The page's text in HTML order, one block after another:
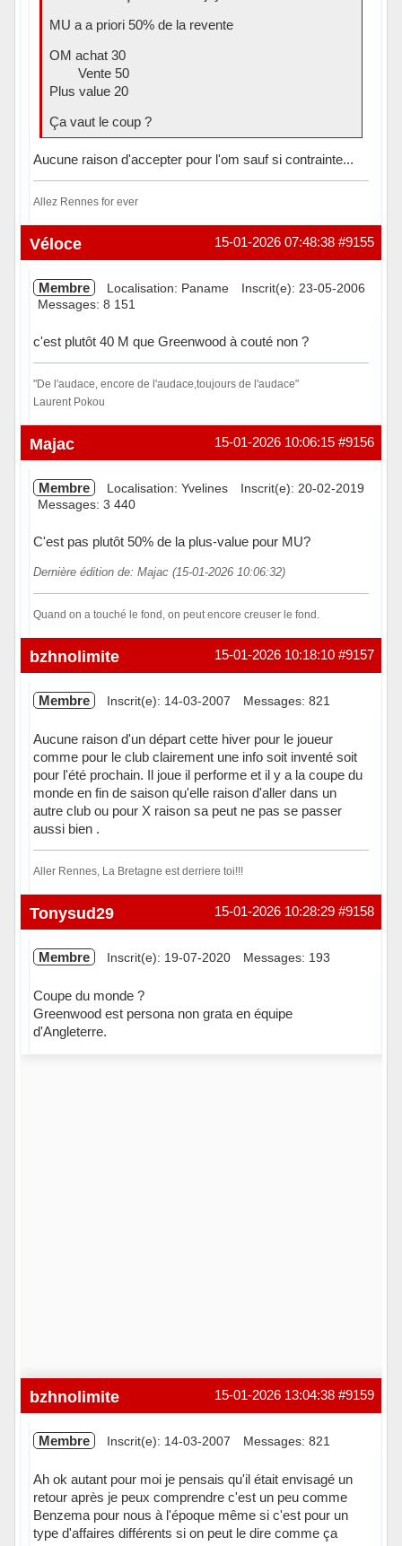
MU a a priori 50% de la revente
OM achat 30
Vente 50
Plus value 20
Ça vaut le coup ?
Aucune raison d'accepter pour l'om sauf si contrainte...
Allez Rennes for ever
Hors ligne #9155
15-01-2026 07:48:38
Véloce
Membre Localisation: Paname
Inscrit(e): 23-05-2006
Messages: 8 151
c'est plutôt 40 M que Greenwood à couté non ?
"De l'audace, encore de l'audace,toujours de l'audace"
Laurent Pokou
Hors ligne #9156
15-01-2026 10:06:15
Majac
Membre Localisation: Yvelines
Inscrit(e): 20-02-2019
Messages: 3 440
C'est pas plutôt 50% de la plus-value pour MU?
Dernière édition de: Majac (15-01-2026 10:06:32)
Quand on a touché le fond, on peut encore creuser le fond.
Hors ligne #9157
15-01-2026 10:18:10
bzhnolimite
Membre Inscrit(e): 14-03-2007 Messages: 821
Aucune raison d'un départ cette hiver pour le joueur
comme pour le club clairement une info soit inventé soit
pour l'été prochain. Il joue il performe et il y a la coupe du
monde en fin de saison qu'elle raison d'aller dans un
autre club ou pour X raison sa peut ne pas se passer
aussi bien .
Aller Rennes, La Bretagne est derriere toi!!!
Hors ligne #9158
15-01-2026 10:28:29
Tonysud29
Membre Inscrit(e): 19-07-2020 Messages: 193
Coupe du monde ?
Greenwood est persona non grata en équipe
d'Angleterre.
#9159
15-01-2026 13:04:38
bzhnolimite
Membre Inscrit(e): 14-03-2007 Messages: 821
Ah ok autant pour moi je pensais qu'il était envisagé un
retour après je peux comprendre c'est un peu comme
Benzema pour nous à l'époque même si c'est pour un
type d'affaires différents si on peut le dire comme ça